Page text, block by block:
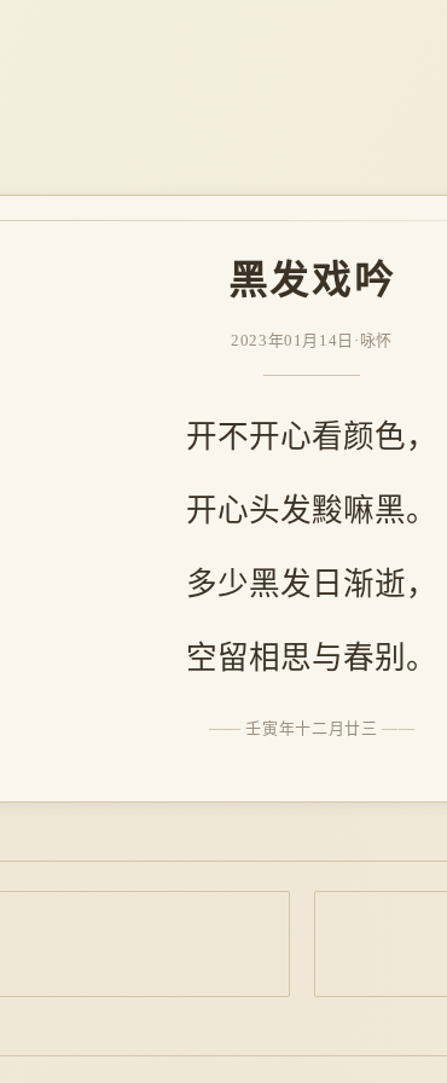
黑发戏吟
2023年01月14日 · 咏怀
开不开心看颜色，
开心头发黢嘛黑。
多少黑发日渐逝，
空留相思与春别。
壬寅年十二月廿三